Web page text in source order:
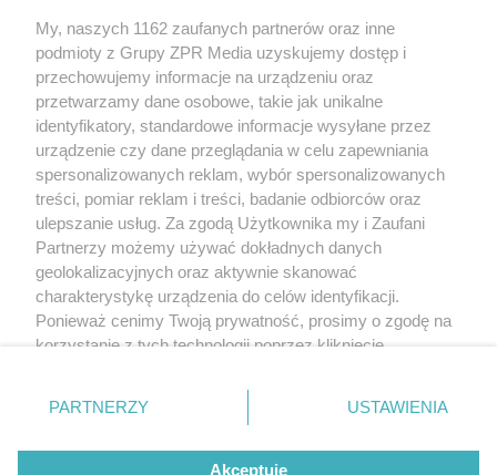
rozpowszechniany lub dalej rozpowszechniany w jakikolwiek sposób
(w tym także elektroniczny lub mechaniczny) na jakimkolwiek polu
eksploatacji w jakiejkolwiek formie, włącznie z umieszczaniem w
Internecie bez pisemnej zgody właściciela praw. Jakiekolwiek użycie
lub wykorzystanie utworów w całości lub w części z naruszeniem
prawa, tzn. bez właściwej zgody, jest zabronione pod groźbą kary i
może być ścigane prawnie.
O nas
Informacje prawne
Nasze serwisy
My, naszych 1162 zaufanych partnerów oraz inne
podmioty z Grupy ZPR Media uzyskujemy dostęp i
przechowujemy informacje na urządzeniu oraz
przetwarzamy dane osobowe, takie jak unikalne
identyfikatory, standardowe informacje wysyłane przez
urządzenie czy dane przeglądania w celu zapewniania
spersonalizowanych reklam, wybór spersonalizowanych
treści, pomiar reklam i treści, badanie odbiorców oraz
ulepszanie usług. Za zgodą Użytkownika my i Zaufani
Partnerzy możemy używać dokładnych danych
geolokalizacyjnych oraz aktywnie skanować
charakterystykę urządzenia do celów identyfikacji.
Ponieważ cenimy Twoją prywatność, prosimy o zgodę na
korzystanie z tych technologii poprzez kliknięcie
zmienić/wycofać klikając przycisk ustawień prywatności
znajdujący się w lewym dolnym rogu strony
rodzaje przetwarzania danych nie wymagają zgody
użytkownika, ale masz prawo sprzeciwić się takiemu
PARTNERZY USTAWIENIA
Akceptuję